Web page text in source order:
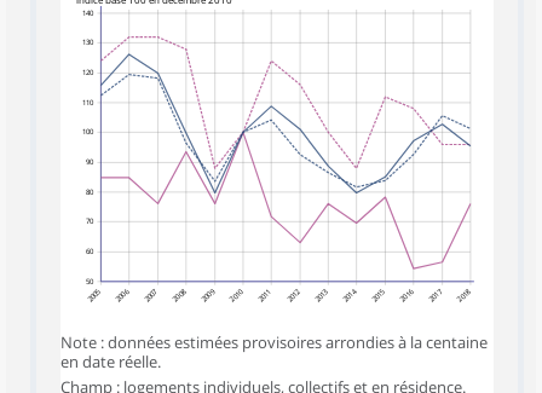
50
60
70
80
90
100
110
120
130
140
2005 2006 2007 2008 2009 2010 2011 2012 2013 2014 2015 2016 2017 2018
Note : données estimées provisoires arrondies à la centaine
en date réelle.
Champ : logements individuels, collectifs et en résidence.